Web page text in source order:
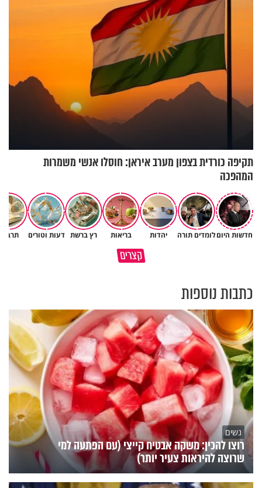
תקיפה כורדית בצפון מערב איראן: חוסלו אנשי משמרות
המהפכה
חדשות היוםלומדים תורה יהדות בריאות רץ ברשת דעות וטורים
קצרים
לפעמים המערכת מפספסת את
מותר לנשוף על בוטנים כדי
כתבות נוספות
נשים
רוצו להכין: משקה אבטיח קייצי (עם הפתעה למי
שרוצה להיראות צעיר יותר)